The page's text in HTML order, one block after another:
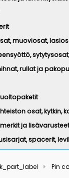
muoviosat,
rullat ja
osat, kytkin,
ja lisävarusteet
spacerit,
Pin